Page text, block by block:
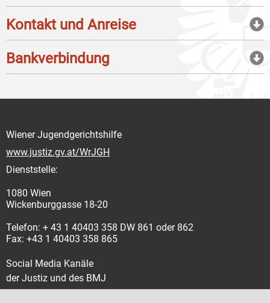
Kontakt und Anreise
Bankverbindung
Wiener Jugendgerichtshilfe
www.justiz.gv.at/WrJGH
Dienststelle:
1080 Wien
Wickenburggasse 18-20
Telefon: + 43 1 40403 358 DW 861 oder 862
Fax: +43 1 40403 358 865
Social Media Kanäle
der Justiz und des BMJ